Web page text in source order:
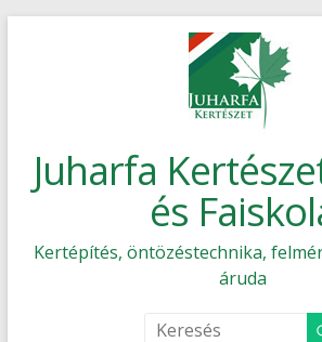
Juharfa
és
Kertépítés, öntözéstechnika,
áruda